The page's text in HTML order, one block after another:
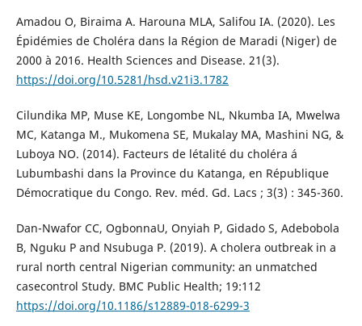
Amadou O, Biraima A. Harouna MLA, Salifou IA. (2020). Les
Épidémies de Choléra dans la Région de Maradi (Niger) de
2000 à 2016. Health Sciences and Disease. 21(3).
https://doi.org/10.5281/hsd.v21i3.1782
Cilundika MP, Muse KE, Longombe NL, Nkumba IA, Mwelwa
MC, Katanga M., Mukomena SE, Mukalay MA, Mashini NG, &
Luboya NO. (2014). Facteurs de létalité du choléra á
Lubumbashi dans la Province du Katanga, en République
Démocratique du Congo. Rev. méd. Gd. Lacs ; 3(3) : 345-360.
Dan-Nwafor CC, OgbonnaU, Onyiah P, Gidado S, Adebobola
B, Nguku P and Nsubuga P. (2019). A cholera outbreak in a
rural north central Nigerian community: an unmatched
casecontrol Study. BMC Public Health; 19:112
https://doi.org/10.1186/s12889-018-6299-3